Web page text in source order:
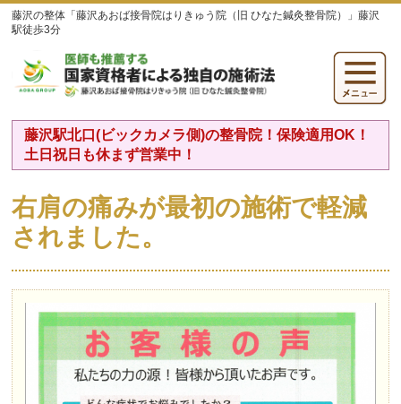
藤沢の整体「藤沢あおば接骨院はりきゅう院（旧 ひなた鍼灸整骨院）」藤沢
駅徒歩3分
藤沢駅北口(ビックカメラ側)の整骨院！保険適用OK！
土日祝日も休まず営業中！
右肩の痛みが最初の施術で軽減
されました。